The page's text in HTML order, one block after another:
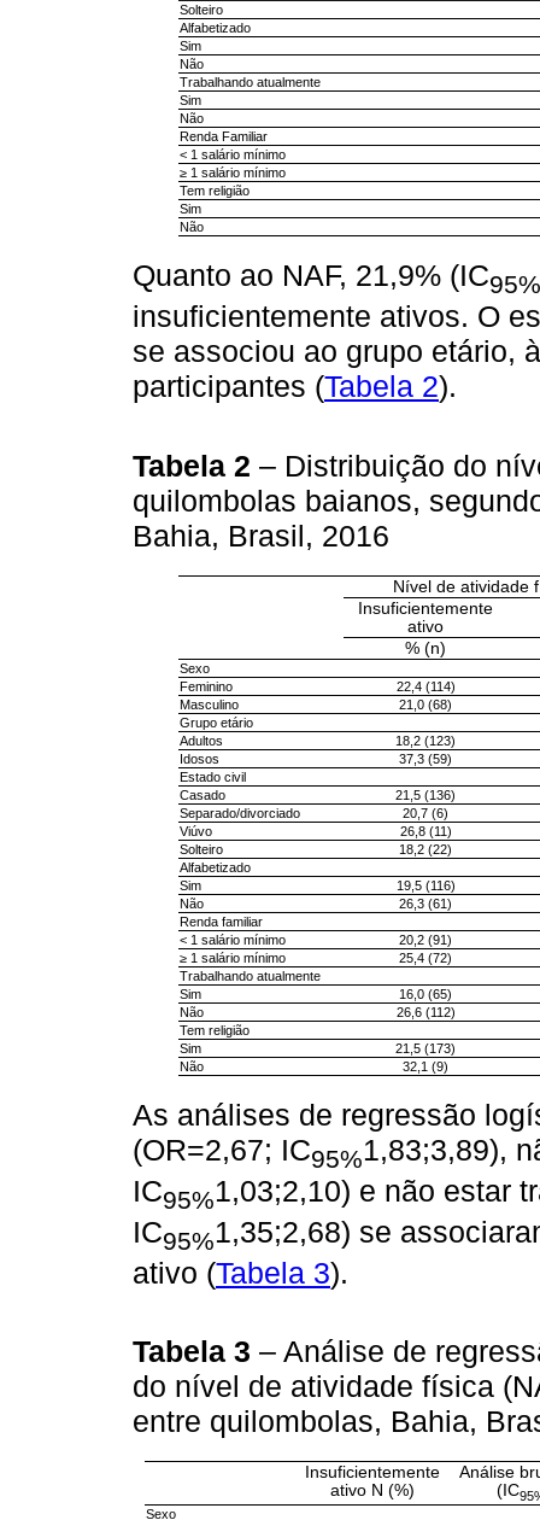
Solteiro
Alfabetizado
Sim
Não
Trabalhando atualmente
Sim
Não
Renda Familiar
< 1 salário mínimo
≥ 1 salário mínimo
Tem religião
Sim
Não
Quanto ao NAF, 21,9% (IC95%
insuficientemente ativos. O
se associou ao grupo etário,
participantes (Tabela 2).
Tabela 2 – Distribuição do
quilombolas baianos,
Bahia, Brasil, 2016
Nível de atividade
Insuficientemente
ativo
% (n)
Sexo
Feminino
22,4 (114)
Masculino
21,0 (68)
Grupo etário
Adultos
18,2 (123)
Idosos
37,3 (59)
Estado civil
Casado
21,5 (136)
Separado/divorciado
20,7 (6)
Viúvo
26,8 (11)
Solteiro
18,2 (22)
Alfabetizado
Sim
19,5 (116)
Não
26,3 (61)
Renda familiar
< 1 salário mínimo
20,2 (91)
≥ 1 salário mínimo
25,4 (72)
Trabalhando atualmente
Sim
16,0 (65)
Não
26,6 (112)
Tem religião
Sim
21,5 (173)
Não
32,1 (9)
As análises de regressão
(OR=2,67; IC95%1,83;3,89),
IC95%1,03;2,10) e não estar
IC95%1,35;2,68) se
ativo (Tabela 3).
Tabela 3 – Análise de
do nível de atividade física
entre quilombolas, Bahia,
Insuficientemente
ativo N (%)
Análise
(IC
Sexo